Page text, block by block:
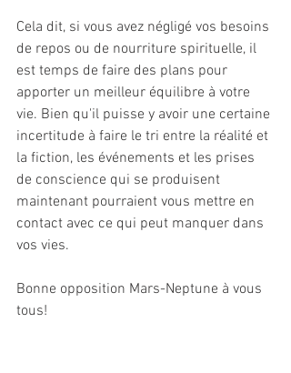
Cela dit, si vous avez négligé vos besoins
de repos ou de nourriture spirituelle, il
est temps de faire des plans pour
apporter un meilleur équilibre à votre
vie. Bien qu'il puisse y avoir une certaine
incertitude à faire le tri entre la réalité et
la fiction, les événements et les prises
de conscience qui se produisent
maintenant pourraient vous mettre en
contact avec ce qui peut manquer dans
vos vies.
Bonne opposition Mars-Neptune à vous
tous!